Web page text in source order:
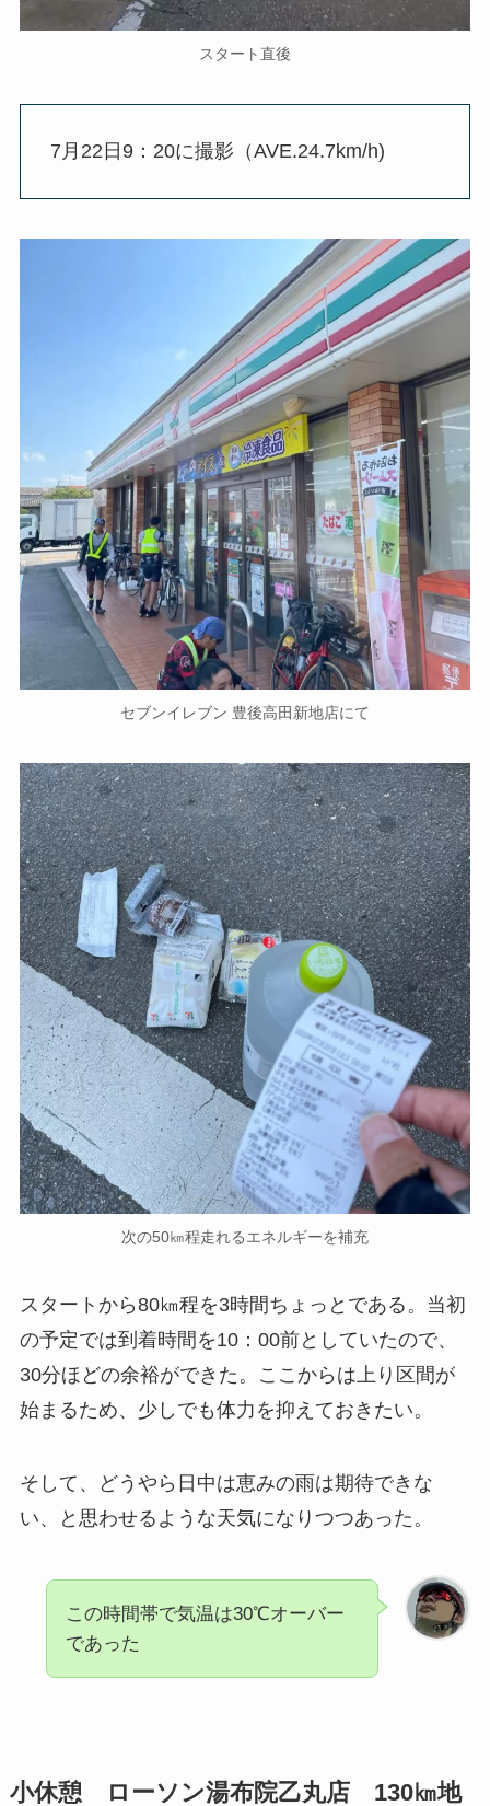
スタート直後
7月22日9：20に撮影（AVE.24.7km/h)
セブンイレブン 豊後高田新地店にて
次の50㎞程走れるエネルギーを補充
スタートから80㎞程を3時間ちょっとである。当初
の予定では到着時間を10：00前としていたので、
30分ほどの余裕ができた。ここからは上り区間が
始まるため、少しでも体力を抑えておきたい。
そして、どうやら日中は恵みの雨は期待できな
い、と思わせるような天気になりつつあった。
この時間帯で気温は30℃オーバー
であった
小休憩 ローソン湯布院乙丸店 130㎞地